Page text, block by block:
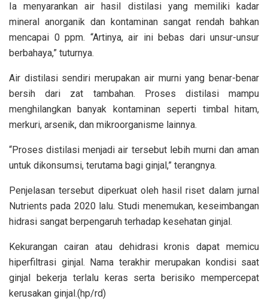
Ia menyarankan air hasil distilasi yang memiliki kadar
mineral anorganik dan kontaminan sangat rendah bahkan
mencapai 0 ppm. “Artinya, air ini bebas dari unsur-unsur
berbahaya,” tuturnya.
Air distilasi sendiri merupakan air murni yang benar-benar
bersih dari zat tambahan. Proses distilasi mampu
menghilangkan banyak kontaminan seperti timbal hitam,
merkuri, arsenik, dan mikroorganisme lainnya.
“Proses distilasi menjadi air tersebut lebih murni dan aman
untuk dikonsumsi, terutama bagi ginjal,” terangnya.
Penjelasan tersebut diperkuat oleh hasil riset dalam jurnal
Nutrients pada 2020 lalu. Studi menemukan, keseimbangan
hidrasi sangat berpengaruh terhadap kesehatan ginjal.
Kekurangan cairan atau dehidrasi kronis dapat memicu
hiperfiltrasi ginjal. Nama terakhir merupakan kondisi saat
ginjal bekerja terlalu keras serta berisiko mempercepat
kerusakan ginjal.(hp/rd)